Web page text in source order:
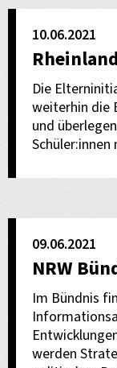
10.06.2021
Die
weiterhin die
und
09.06.2021
NRW
Im Bündnis
werden